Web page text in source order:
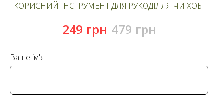
КОРИСНИЙ ІНСТРУМЕНТ ДЛЯ РУКОДІЛЛЯ ЧИ ХОБІ
249 грн 479 грн
Ваше ім'я